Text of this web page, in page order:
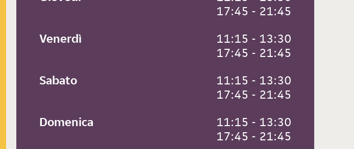
17:45 - 21:45
Venerdì
11:15 - 13:30
17:45 - 21:45
Sabato
11:15 - 13:30
17:45 - 21:45
Domenica
11:15 - 13:30
17:45 - 21:45